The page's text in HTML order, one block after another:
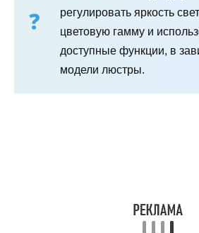
регулировать яркость
цветовую гамму и
доступные функции, в
модели люстры.